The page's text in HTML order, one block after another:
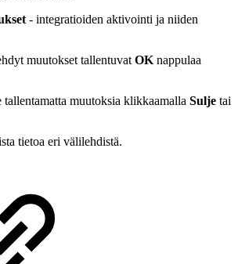
- integratioiden aktivointi ja niiden
muutokset tallentuvat OK nappulaa
muutoksia klikkaamalla Sulje tai
tietoa eri välilehdistä.